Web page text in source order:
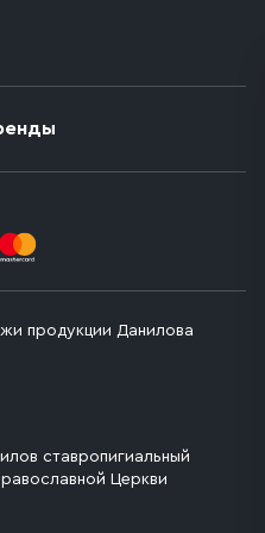
продукции Данилова
ставропигиальный
Церкви